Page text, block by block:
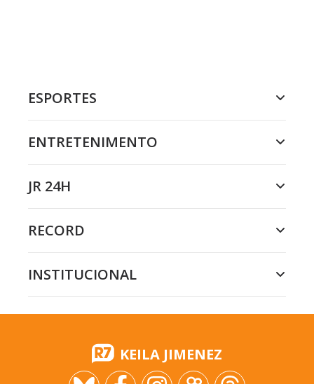
ESPORTES
ENTRETENIMENTO
JR 24H
RECORD
INSTITUCIONAL
KEILA JIMENEZ